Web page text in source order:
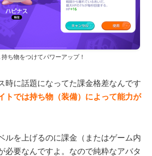
ち物をつけてパワーアップ！
時に話題になってた課金格差なんです
トでは持ち物（装備）によって能力が
ルを上げるのに課金（またはゲーム内
必要なんですよ。なので純粋なアバタ